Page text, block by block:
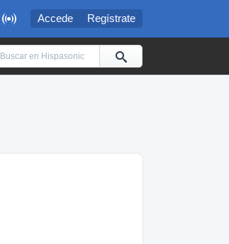
 Accede Regístrate